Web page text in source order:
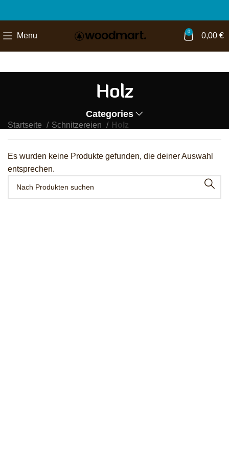
Menu 0 0,00 €
Holz
Categories
Startseite Schnitzereien Holz
Es wurden keine Produkte gefunden, die deiner Auswahl
entsprechen.